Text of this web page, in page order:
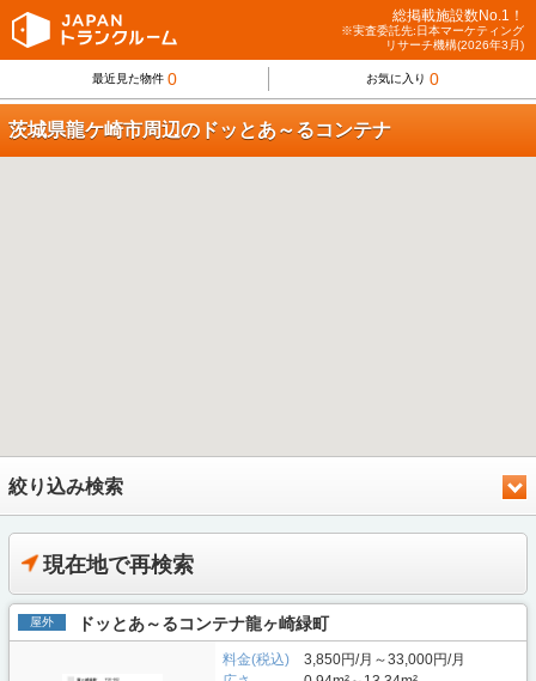
総掲載施設数No.1！
※実査委託先:日本マーケティング
リサーチ機構(2026年3月)
最近見た物件 0 お気に入り 0
茨城県龍ケ崎市周辺のドッとあ～るコンテナ
絞り込み検索
現在地で再検索
屋外 ドッとあ～るコンテナ龍ヶ崎緑町
料金(税込)
3,850円/月～33,000円/月